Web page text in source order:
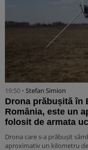
19:50 • Stefan Simion
Drona prăbușită în
România, este un
folosit de armata
Drona care s-a prăbușit
aproximativ un kilometru